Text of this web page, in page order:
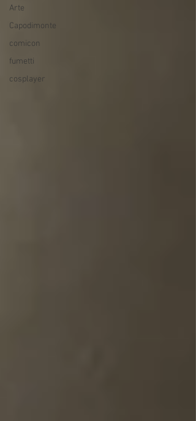
Arte
Capodimonte
comicon
fumetti
cosplayer